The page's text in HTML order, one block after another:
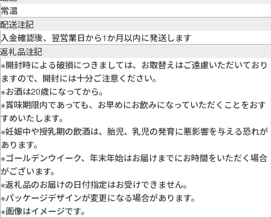
常温
配送注記
入金確認後、翌営業日から1か月以内に発送します
返礼品注記
※開封時による破損につきましては、お取替えはご遠慮いただいており
ますので、開封には十分ご注意ください。
※お酒は20歳になってから。
※賞味期限内であっても、お早めにお飲みになっていただくことをおす
すめいたします。
※妊娠中や授乳期の飲酒は、胎児、乳児の発育に悪影響を与える恐れが
あります。
※ゴールデンウイーク、年末年始はお届けまでにお時間をいただく場合
がございます。
※返礼品のお届けの日付指定はお受けできません。
※パッケージデザインが変更になる場合があります。
※画像はイメージです。